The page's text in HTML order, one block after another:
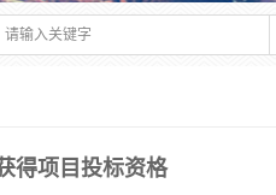
得项目投标资格